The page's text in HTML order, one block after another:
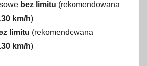
bez limitu (rekomendowana
km/h)
limitu (rekomendowana
km/h)